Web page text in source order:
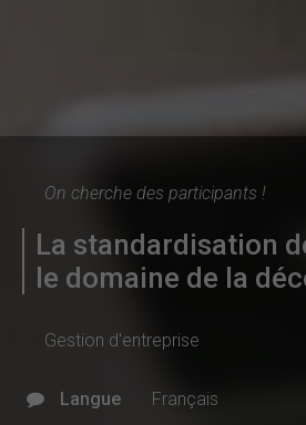
On cherche des participants !
La standardisation
le domaine de la
Gestion d'entreprise
Langue Français